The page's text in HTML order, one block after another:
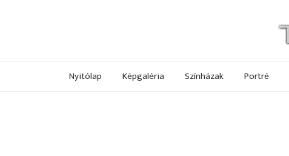
Nyitólap Képgaléria Színházak Portré